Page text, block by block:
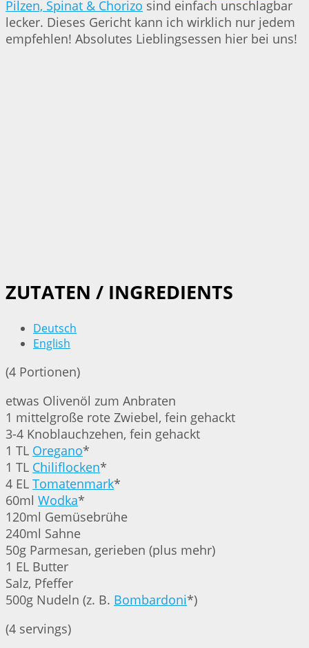
Pilzen, Spinat & Chorizo sind einfach unschlagbar
lecker. Dieses Gericht kann ich wirklich nur jedem
empfehlen! Absolutes Lieblingsessen hier bei uns!
ZUTATEN / INGREDIENTS
Deutsch
English
(4 Portionen)
etwas Olivenöl zum Anbraten
1 mittelgroße rote Zwiebel, fein gehackt
3-4 Knoblauchzehen, fein gehackt
1 TL Oregano*
1 TL Chiliflocken*
4 EL Tomatenmark*
60ml Wodka*
120ml Gemüsebrühe
240ml Sahne
50g Parmesan, gerieben (plus mehr)
1 EL Butter
Salz, Pfeffer
500g Nudeln (z. B. Bombardoni*)
(4 servings)